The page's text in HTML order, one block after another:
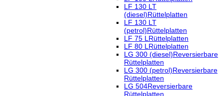
LF 130 LT
(diesel)Rüttelplatten
LF 130 LT
(petrol)Rüttelplatten
LF 75 LRüttelplatten
LF 80 LRüttelplatten
LG 300 (diesel)Reversierbare
Rüttelplatten
LG 300 (petrol)Reversierbare
Rüttelplatten
LG 504Reversierbare
Rüttelplatten